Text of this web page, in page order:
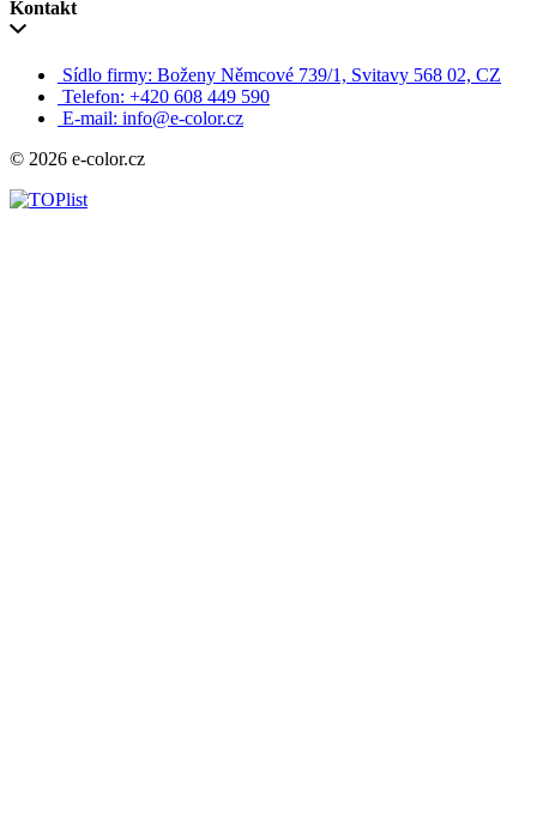
Kontakt
Sídlo firmy: Boženy Němcové 739/1, Svitavy 568 02, CZ
Telefon: +420 608 449 590
E-mail: info@e-color.cz
© 2026 e-color.cz